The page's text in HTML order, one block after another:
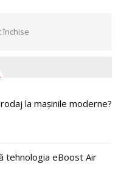
închise
la mașinile moderne?
tehnologia eBoost Air